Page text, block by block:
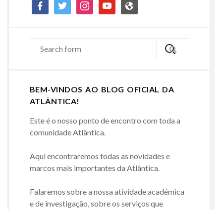
facebooktwitter instagramyoutubeadmin-
site
BEM-VINDOS AO BLOG OFICIAL DA
ATLÂNTICA!
Este é o nosso ponto de encontro com toda a
comunidade Atlântica.
Aqui encontraremos todas as novidades e
marcos mais importantes da Atlântica.
Falaremos sobre a nossa atividade académica
e de investigação, sobre os serviços que